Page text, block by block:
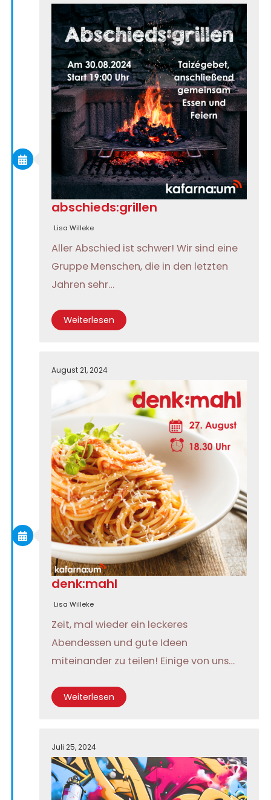
abschieds:grillen
Lisa Willeke
Aller Abschied ist schwer! Wir sind eine
Gruppe Menschen, die in den letzten
Jahren sehr…
Weiterlesen
August 21, 2024
denk:mahl
Lisa Willeke
Zeit, mal wieder ein leckeres
Abendessen und gute Ideen
miteinander zu teilen! Einige von uns…
Weiterlesen
Juli 25, 2024